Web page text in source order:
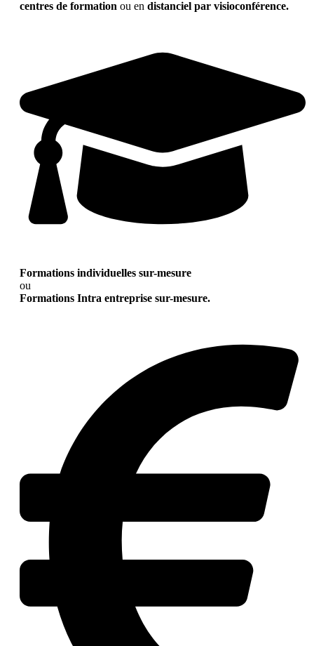
centres de formation ou en distanciel par visioconférence.
Formations individuelles sur-mesure
ou
Formations Intra entreprise sur-mesure.